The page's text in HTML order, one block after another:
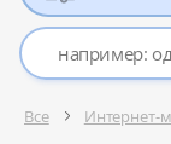
Все Интернет-